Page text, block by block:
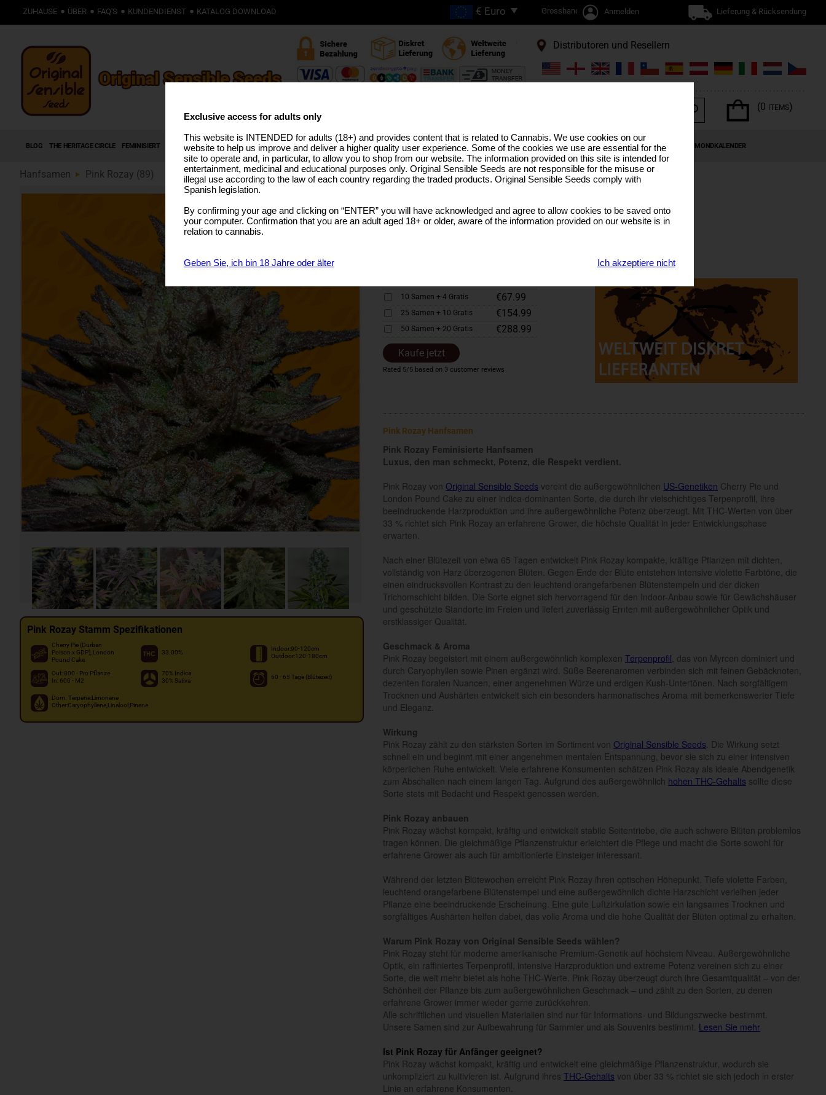
ZUHAUSE ÜBER FAQ'S KUNDENDIENST KATALOG DOWNLOAD Grosshandel Anmelden Lieferung & Rücksendung
Distributoren und Resellern
(0 ITEMS)
BLOG THE HERITAGE CIRCLE FEMINISIERT AUTOFLOWERING SAMEN HIGH THC ZÜCHTUNGEN PRO-LINIE MEDIZINISCHES SAATGUT USA ZÜCHTUNGEN BULK-SAMEN CANNABIS-TERPENE SONDERANGEBOTE MONDKALENDER
Hanfsamen Pink Rozay (89)
Pink Rozay Stamm Spezifikationen
Cherry Pie (Durban
Poison x GDP), London
Pound Cake
33.00%
Indoor:90-120cm
Outdoor:120-180cm
Out: 800 - Pro Pflanze
In: 600 - M2
70% Indica
30% Sativa
60 - 65 Tage (Blütezeit)
Dom. Terpene:Limonene
Other:Caryophyllene,Linalool,Pinene
Cherry Pie (Durban Poison x GDP)xLondon Pound Cake
SELECT A GEBINDE
10 Samen + 4 Gratis €67.99
25 Samen + 10 Gratis €154.99
50 Samen + 20 Gratis €288.99
Kaufe jetzt
Rated 5/5 based on 3 customer reviews
Pink Rozay Hanfsamen
Pink Rozay Feminisierte Hanfsamen
Luxus, den man schmeckt, Potenz, die Respekt verdient.
Pink Rozay von Original Sensible Seeds vereint die außergewöhnlichen US-Genetiken Cherry Pie und
London Pound Cake zu einer indica-dominanten Sorte, die durch ihr vielschichtiges Terpenprofil, ihre
beeindruckende Harzproduktion und ihre außergewöhnliche Potenz überzeugt. Mit THC-Werten von über
33 % richtet sich Pink Rozay an erfahrene Grower, die höchste Qualität in jeder Entwicklungsphase
erwarten.
Nach einer Blütezeit von etwa 65 Tagen entwickelt Pink Rozay kompakte, kräftige Pflanzen mit dichten,
vollständig von Harz überzogenen Blüten. Gegen Ende der Blüte entstehen intensive violette Farbtöne, die
einen eindrucksvollen Kontrast zu den leuchtend orangefarbenen Blütenstempeln und der dicken
Trichomschicht bilden. Die Sorte eignet sich hervorragend für den Indoor-Anbau sowie für Gewächshäuser
und geschützte Standorte im Freien und liefert zuverlässig Ernten mit außergewöhnlicher Optik und
erstklassiger Qualität.
Geschmack & Aroma
Pink Rozay begeistert mit einem außergewöhnlich komplexen Terpenprofil, das von Myrcen dominiert und
durch Caryophyllen sowie Pinen ergänzt wird. Süße Beerenaromen verbinden sich mit feinen Gebäcknoten,
dezenten floralen Nuancen, einer angenehmen Würze und erdigen Kush-Untertönen. Nach sorgfältigem
Trocknen und Aushärten entwickelt sich ein besonders harmonatisches Aroma mit bemerkenswerter Tiefe
und Eleganz.
Wirkung
Pink Rozay zählt zu den stärksten Sorten im Sortiment von Original Sensible Seeds. Die Wirkung setzt
schnell ein und beginnt mit einer angenehmen mentalen Entspannung, bevor sie sich zu einer intensiven
körperlichen Ruhe entwickelt. Viele erfahrene Konsumenten schätzen Pink Rozay als ideale Abendgenetik
zum Abschalten nach einem langen Tag. Aufgrund des außergewöhnlich hohen THC-Gehalts sollte diese
Sorte stets mit Bedacht und Respekt genossen werden.
Pink Rozay anbauen
Pink Rozay wächst kompakt, kräftig und entwickelt stabile Seitentriebe, die auch schwere Blüten problemlos
tragen können. Die gleichmäßige Pflanzenstruktur erleichtert die Pflege und macht die Sorte sowohl für
erfahrene Grower als auch für ambitionierte Einsteiger interessant.
Während der letzten Blütewochen erreicht Pink Rozay ihren optischen Höhepunkt. Tiefe violette Farben,
leuchtend orangefarbene Blütenstempel und eine außergewöhnlich dichte Harzschicht verleihen jeder
Pflanze eine beeindruckende Erscheinung. Eine gute Luftzirkulation sowie ein langsames Trocknen und
sorgfältiges Aushärten helfen dabei, das volle Aroma und die hohe Qualität der Blüten optimal zu erhalten.
Warum Pink Rozay von Original Sensible Seeds wählen?
Pink Rozay steht für moderne amerikanische Premium-Genetik auf höchstem Niveau. Außergewöhnliche
Optik, ein raffiniertes Terpenprofil, intensive Harzproduktion und extreme Potenz vereinen sich zu einer
Sorte, die weit mehr bietet als hohe THC-Werte. Pink Rozay überzeugt durch ihre Gesamtqualität – von der
Schönheit der Pflanze bis zum außergewöhnlichen Geschmack – und zählt zu den Sorten, zu denen
erfahrene Grower immer wieder gerne zurückkehren.
Alle schriftlichen und visuellen Materialien sind nur für Informations- und Bildungszwecke bestimmt.
Unsere Samen sind zur Aufbewahrung für Sammler und als Souvenirs bestimmt. Lesen Sie mehr
Ist Pink Rozay für Anfänger geeignet?
Pink Rozay wächst kompakt, kräftig und entwickelt eine gleichmäßige Pflanzenstruktur, wodurch sie
unkompliziert zu kultivieren ist. Aufgrund ihres THC-Gehalts von über 33 % richtet sie sich jedoch in erster
Linie an erfahrene Konsumenten.
Exclusive access for adults only
This website is INTENDED for adults (18+) and provides content that is related to Cannabis. We use cookies on our
website to help us improve and deliver a higher quality user experience. Some of the cookies we use are essential for the
site to operate and, in particular, to allow you to shop from our website. The information provided on this site is intended for
entertainment, medicinal and educational purposes only. Original Sensible Seeds are not responsible for the misuse or
illegal use according to the law of each country regarding the traded products. Original Sensible Seeds comply with
Spanish legislation.
By confirming your age and clicking on “ENTER” you will have acknowledged and agree to allow cookies to be saved onto
your computer. Confirmation that you are an adult aged 18+ or older, aware of the information provided on our website is in
relation to cannabis.
Geben Sie, ich bin 18 Jahre oder älter Ich akzeptiere nicht